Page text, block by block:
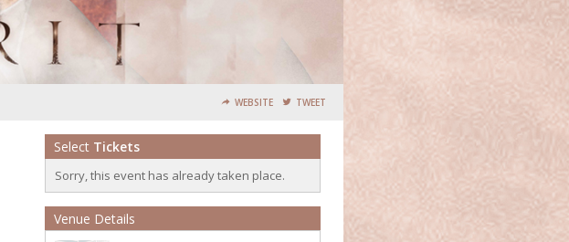
WEBSITE TWEET
Select Tickets
Sorry, this event has already taken place.
Venue Details